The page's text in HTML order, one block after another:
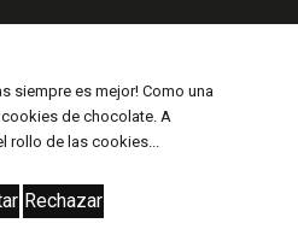
siempre es mejor! Como una
de chocolate. A
rollo de las cookies...
Rechazar